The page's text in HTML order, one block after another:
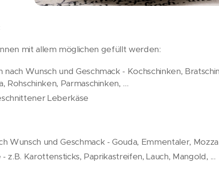
mit allem möglichen gefüllt werden:
nach Wunsch und Geschmack - Kochschinken,
Rohschinken, Parmaschinken, ...
Leberkäse
Wunsch und Geschmack - Gouda, Emmentaler,
- z.B. Karottensticks, Paprikastreifen, Lauch, Mangold, ...